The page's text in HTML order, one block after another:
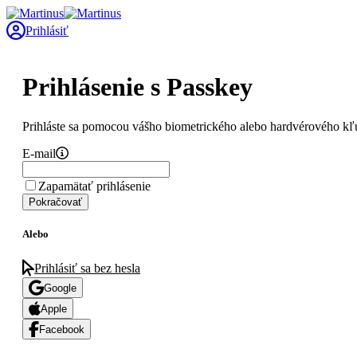
Prihlásiť
Prihlásenie s Passkey
Prihláste sa pomocou vášho biometrického alebo hardvérového
E-mail
Zapamätať prihlásenie
Pokračovať
Alebo
Prihlásiť sa bez hesla
Google
Apple
Facebook